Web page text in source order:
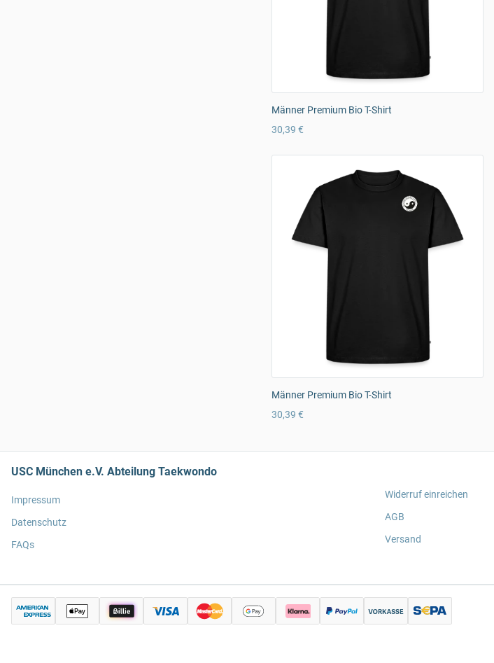
Männer Premium Bio T-Shirt
30,39 €
Männer Premium Bio T-Shirt
30,39 €
USC München e.V. Abteilung Taekwondo
Impressum
Datenschutz
FAQs
Widerruf einreichen
AGB
Versand